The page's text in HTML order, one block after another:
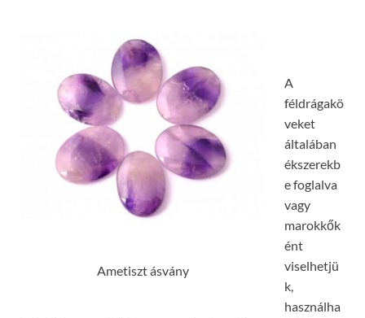
Ametiszt ásvány
A
féldrágakö
veket
általában
ékszerekb
e foglalva
vagy
marokkők
ént
viselhetjü
k,
használha